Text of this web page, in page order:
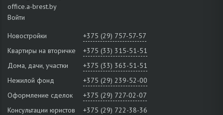
office.a-brest.by
Войти
Новостройки
+375 (29) 757-57-57
Квартиры на вторичке
+375 (33) 315-51-51
Дома, дачи, участки
+375 (33) 363-51-51
Нежилой фонд
+375 (29) 239-52-00
Оформление сделок
+375 (29) 727-02-07
Консультации юристов
+375 (29) 722-38-36